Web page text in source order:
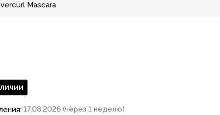
Mascara
17.08.2026 (через 1 неделю)